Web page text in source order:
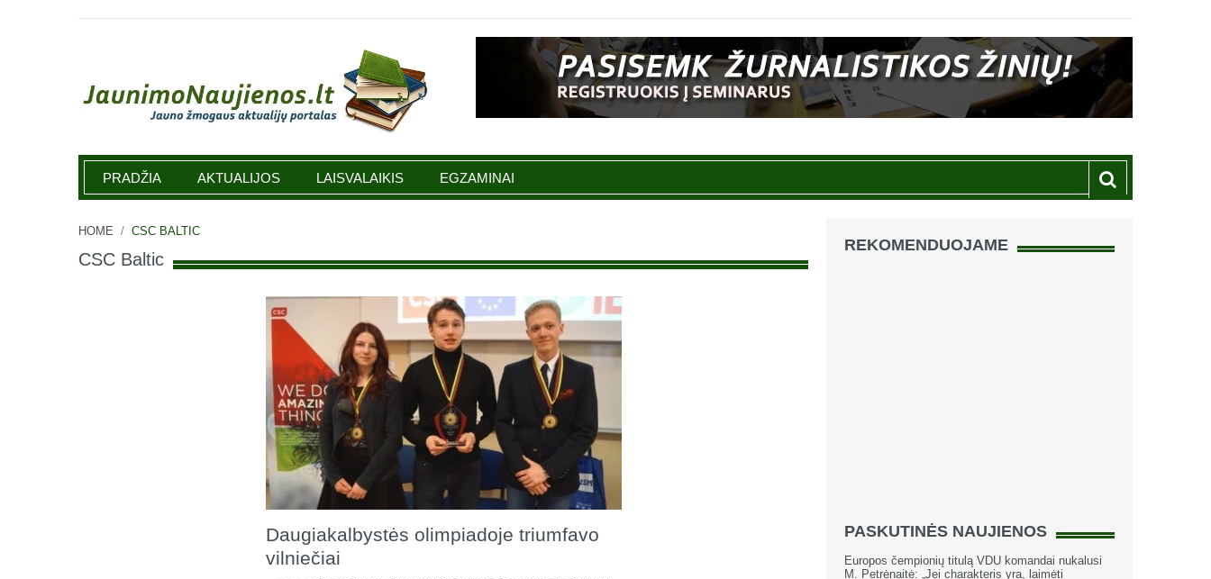
Jaunimonaujienos.lt
PRADŽIA AKTUALIJOS LAISVALAIKIS EGZAMINAI
HOME / CSC BALTIC
CSC Baltic
Daugiakalbystės olimpiadoje triumfavo
vilniečiai
REKOMENDUOJAME
PASKUTINĖS NAUJIENOS
Europos čempionių titulą VDU komandai nukalusi
M. Petrėnaitė: „Jei charakteris yra, laimėti